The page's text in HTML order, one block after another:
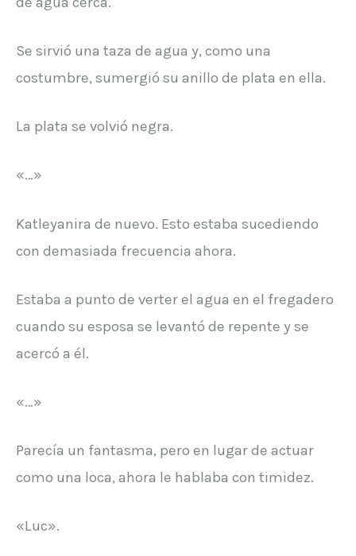
Se sirvió una taza de agua y, como una
costumbre, sumergió su anillo de plata en ella.
La plata se volvió negra.
«…»
Katleyanira de nuevo. Esto estaba sucediendo
con demasiada frecuencia ahora.
Estaba a punto de verter el agua en el fregadero
cuando su esposa se levantó de repente y se
acercó a él.
«…»
Parecía un fantasma, pero en lugar de actuar
como una loca, ahora le hablaba con timidez.
«Luc».